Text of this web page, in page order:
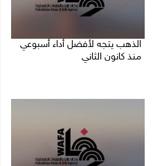
الذهب يتجه لأفضل أداء أسبوعي
منذ كانون الثاني